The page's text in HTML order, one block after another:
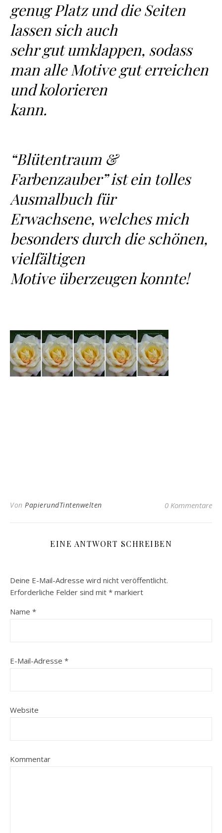
genug Platz und die Seiten
lassen sich auch
sehr gut umklappen, sodass
man alle Motive gut erreichen
und kolorieren
kann.
“Blütentraum &
Farbenzauber” ist ein tolles
Ausmalbuch für
Erwachsene, welches mich
besonders durch die schönen,
vielfältigen
Motive überzeugen konnte!
Von PapierundTintenwelten 0 Kommentare
EINE ANTWORT SCHREIBEN
Deine E-Mail-Adresse wird nicht veröffentlicht.
Erforderliche Felder sind mit * markiert
Name *
E-Mail-Adresse *
Website
Kommentar